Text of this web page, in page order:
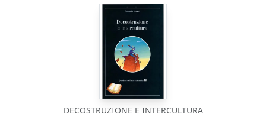
DECOSTRUZIONE E INTERCULTURA